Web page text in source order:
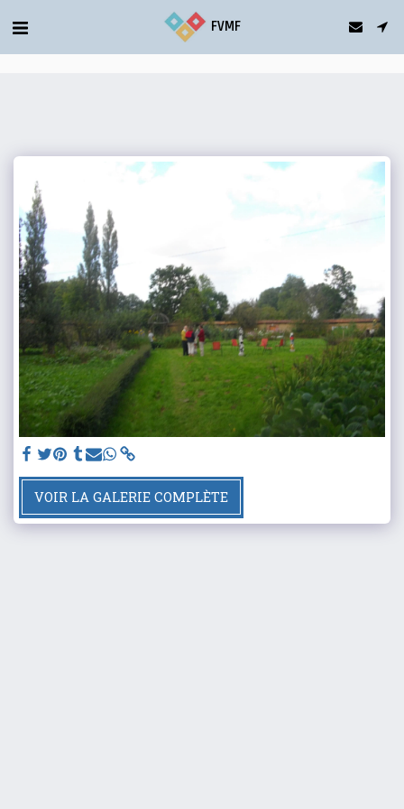
gtag('config', 'G-5T2FDQN1C0');
FVMF
VOIR LA GALERIE COMPLÈTE